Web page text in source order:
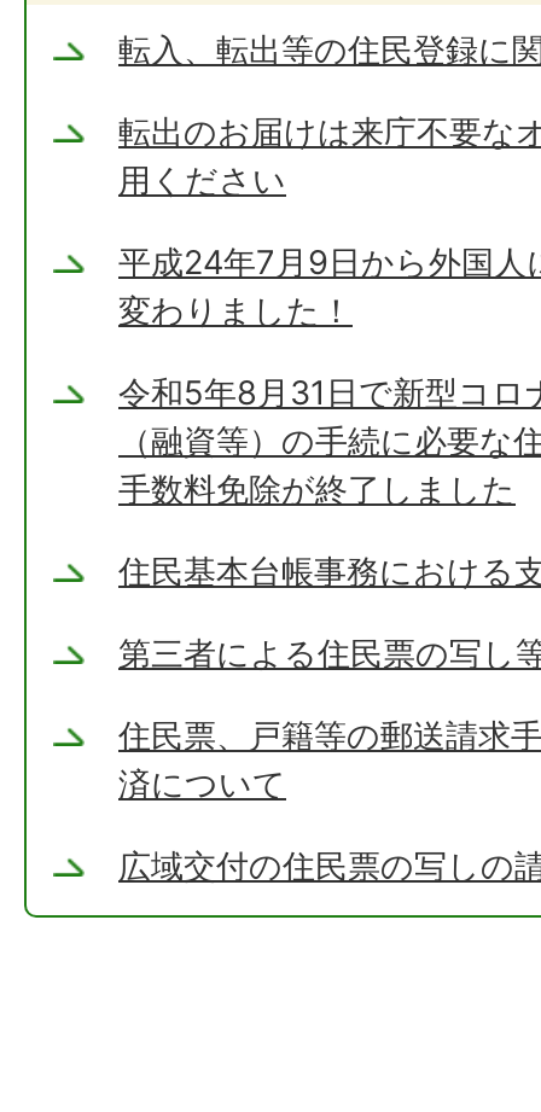
転入、転出等の住民登録に
転出のお届けは来庁不要な
用ください
平成24年7月9日から外国人
変わりました！
令和5年8月31日で新型コロ
（融資等）の手続に必要な
手数料免除が終了しました
住民基本台帳事務における
第三者による住民票の写し
住民票、戸籍等の郵送請求
済について
広域交付の住民票の写しの